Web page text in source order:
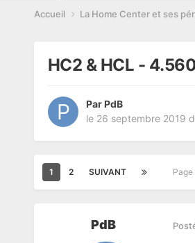
Accueil La Home Center et ses
HC2 & HCL -
Par PdB
le 26 septembre 2019
1 2 SUIVANT Page
PdB